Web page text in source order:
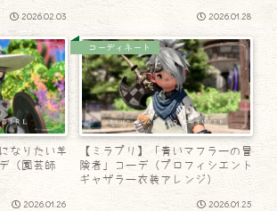
2026.02.03 2026.01.28
なりたい羊
（園芸師
2026.01.26
コーディネート
【ミラプリ】「青いマフラーの冒
険者」コーデ（プロフィシエント
ギャザラー衣装アレンジ）
2026.01.25